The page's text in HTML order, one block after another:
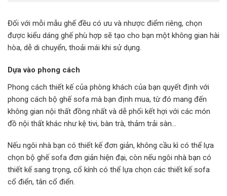
Đối với mỗi mẫu ghế đều có ưu và nhược điểm riêng, chọn
được kiểu dáng ghế phù hợp sẽ tạo cho bạn một không gian hài
hòa, dễ di chuyển, thoải mái khi sử dụng.
Dựa vào phong cách
Phong cách thiết kế của phòng khách của bạn quyết định với
phong cách bộ ghế sofa mà bạn định mua, từ đó mang đến
không gian nội thất đồng nhất và dễ phối kết hợi với các món
đồ nội thất khác như kệ tivi, bàn trà, thảm trải sàn...
Nếu ngôi nhà bạn có thiết kế đơn giản, không cầu kì có thể lựa
chọn bộ ghế sofa đơn giản hiện đại, còn nếu ngôi nhà bạn có
thiết kế sang trọng, cổ kính có thể lựa chọn các thiết kế sofa
cổ điển, tân cổ điển.